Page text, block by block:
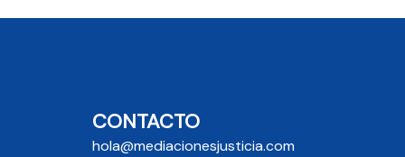
CONTACTO
hola@mediacionesjusticia.com